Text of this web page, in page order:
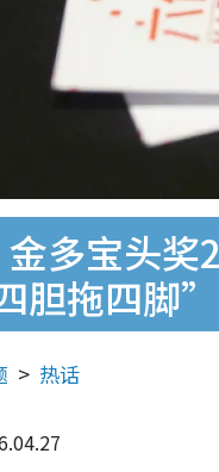
金多宝头
胆拖四脚”
热话